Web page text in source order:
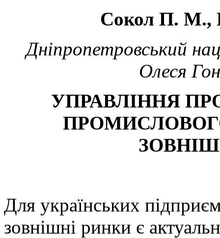
Сокол П. М.,
Дніпропетровський
Олеся
УПРАВЛІННЯ
Для українських
зовнішні ринки є ак­